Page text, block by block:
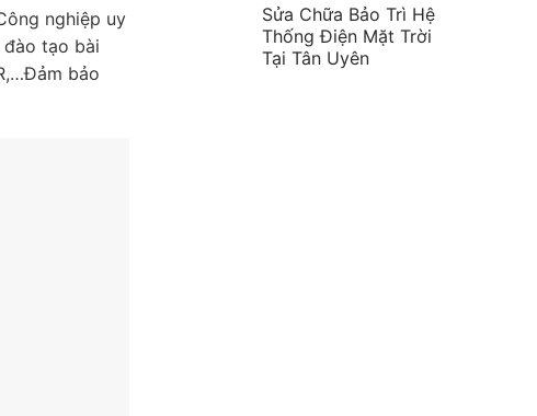
nghiệp uy
tạo bài
bảo
Sửa Chữa Bảo Trì Hệ
Thống Điện Mặt Trời
Tại Tân Uyên